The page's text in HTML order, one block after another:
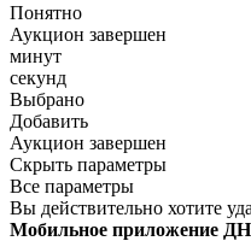
Понятно
Аукцион завершен
минут
секунд
Выбрано
Добавить
Аукцион завершен
Скрыть параметры
Все параметры
Вы действительно хотите
Мобильное приложение